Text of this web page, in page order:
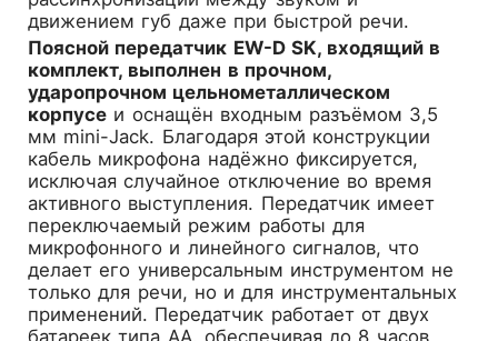
движением губ даже при быстрой речи.
Поясной передатчик EW-D SK, входящий в
комплект, выполнен в прочном,
ударопрочном цельнометаллическом
корпусе и оснащён входным разъёмом 3,5
мм mini-Jack. Благодаря этой конструкции
кабель микрофона надёжно фиксируется,
исключая случайное отключение во время
активного выступления. Передатчик имеет
переключаемый режим работы для
микрофонного и линейного сигналов, что
делает его универсальным инструментом не
только для речи, но и для инструментальных
применений. Передатчик работает от двух
батареек типа AA, обеспечивая до 8 часов